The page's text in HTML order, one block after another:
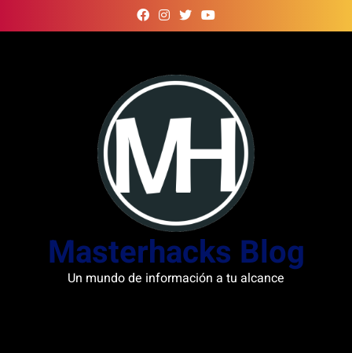
to
Masterhacks Blog
Un mundo de información a tu alcance